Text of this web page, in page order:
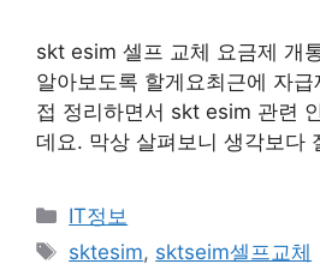
skt esim 셀프 교체 요금제 개
알아보도록 할게요최근에 자
접 정리하면서 skt esim 관련
데요. 막상 살펴보니 생각보다
카
테
IT정보
태
sktesim, sktseim셀프교체